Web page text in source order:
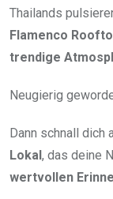
Thailands
Flamenco
trendige
Neugierig
Dann schnall dich
Lokal, das deine
wertvollen